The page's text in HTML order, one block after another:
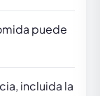
puede
incluida la